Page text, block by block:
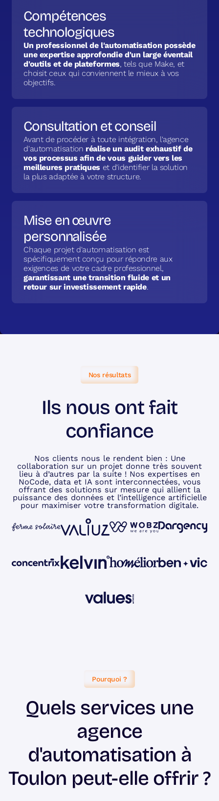
Compétences
technologiques
Un professionnel de l'automatisation possède
une expertise approfondie d'un large éventail
d'outils et de plateformes, tels que Make, et
choisit ceux qui conviennent le mieux à vos
objectifs.
Consultation et conseil
Avant de procéder à toute intégration, l'agence
d'automatisation réalise un audit exhaustif de
vos processus afin de vous guider vers les
meilleures pratiques et d'identifier la solution
la plus adaptée à votre structure.
Mise en œuvre
personnalisée
Chaque projet d'automatisation est
spécifiquement conçu pour répondre aux
exigences de votre cadre professionnel,
garantissant une transition fluide et un
retour sur investissement rapide.
Nos résultats
Ils nous ont fait
confiance
Nos clients nous le rendent bien : Une
collaboration sur un projet donne très souvent
lieu à d’autres par la suite ! Nos expertises en
NoCode, data et IA sont interconnectées, vous
offrant des solutions sur mesure qui allient la
puissance des données et l’intelligence artificielle
pour maximiser votre transformation digitale.
Pourquoi ?
Quels services une
agence
d'automatisation à
Toulon peut-elle offrir ?